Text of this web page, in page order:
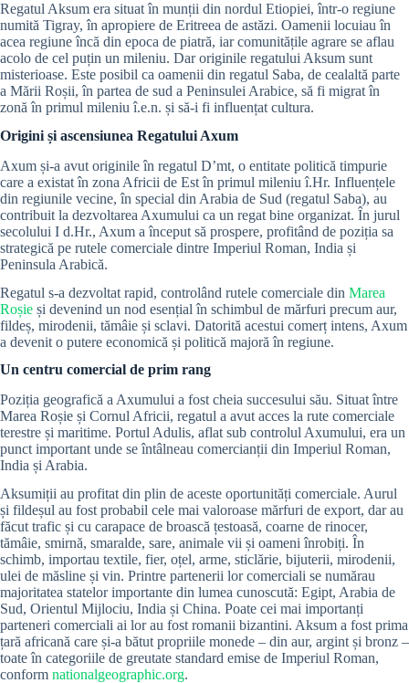
Regatul Aksum era situat în munții din nordul Etiopiei, într-o regiune
numită Tigray, în apropiere de Eritreea de astăzi. Oamenii locuiau în
acea regiune încă din epoca de piatră, iar comunitățile agrare se aflau
acolo de cel puțin un mileniu. Dar originile regatului Aksum sunt
misterioase. Este posibil ca oamenii din regatul Saba, de cealaltă parte
a Mării Roșii, în partea de sud a Peninsulei Arabice, să fi migrat în
zonă în primul mileniu î.e.n. și să-i fi influențat cultura.
Origini și ascensiunea Regatului Axum
Axum și-a avut originile în regatul D’mt, o entitate politică timpurie
care a existat în zona Africii de Est în primul mileniu î.Hr. Influențele
din regiunile vecine, în special din Arabia de Sud (regatul Saba), au
contribuit la dezvoltarea Axumului ca un regat bine organizat. În jurul
secolului I d.Hr., Axum a început să prospere, profitând de poziția sa
strategică pe rutele comerciale dintre Imperiul Roman, India și
Peninsula Arabică.
Regatul s-a dezvoltat rapid, controlând rutele comerciale din Marea
Roșie și devenind un nod esențial în schimbul de mărfuri precum aur,
fildeș, mirodenii, tămâie și sclavi. Datorită acestui comerț intens, Axum
a devenit o putere economică și politică majoră în regiune.
Un centru comercial de prim rang
Poziția geografică a Axumului a fost cheia succesului său. Situat între
Marea Roșie și Cornul Africii, regatul a avut acces la rute comerciale
terestre și maritime. Portul Adulis, aflat sub controlul Axumului, era un
punct important unde se întâlneau comercianții din Imperiul Roman,
India și Arabia.
Aksumiții au profitat din plin de aceste oportunități comerciale. Aurul
și fildeșul au fost probabil cele mai valoroase mărfuri de export, dar au
făcut trafic și cu carapace de broască țestoasă, coarne de rinocer,
tămâie, smirnă, smaralde, sare, animale vii și oameni înrobiți. În
schimb, importau textile, fier, oțel, arme, sticlărie, bijuterii, mirodenii,
ulei de măsline și vin. Printre partenerii lor comerciali se numărau
majoritatea statelor importante din lumea cunoscută: Egipt, Arabia de
Sud, Orientul Mijlociu, India și China. Poate cei mai importanți
parteneri comerciali ai lor au fost romanii bizantini. Aksum a fost prima
țară africană care și-a bătut propriile monede – din aur, argint și bronz –
toate în categoriile de greutate standard emise de Imperiul Roman,
conform nationalgeographic.org.